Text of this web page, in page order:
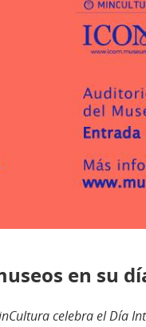
en su
celebra el Día